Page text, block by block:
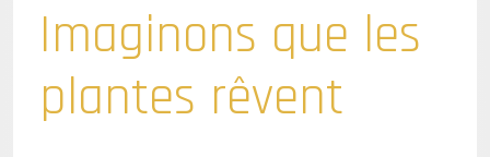
Imaginons que les
plantes rêvent